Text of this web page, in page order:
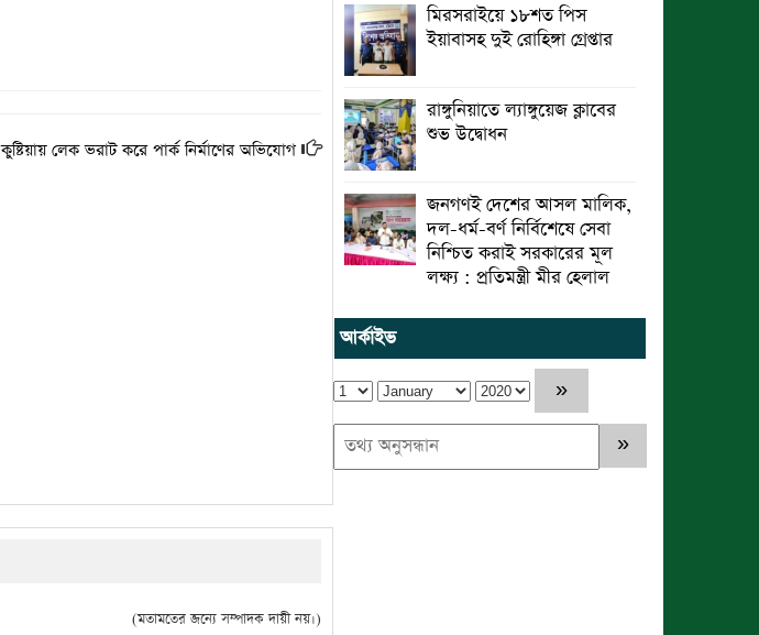
কুষ্টিয়ায় লেক ভরাট করে পার্ক নির্মাণের অভিযোগ
মিরসরাইয়ে ১৮শত পিস
ইয়াবাসহ দুই রোহিঙ্গা গ্রেপ্তার
রাঙ্গুনিয়াতে ল্যাঙ্গুয়েজ ক্লাবের
শুভ উদ্বোধন
জনগণই দেশের আসল মালিক,
দল-ধর্ম-বর্ণ নির্বিশেষে সেবা
নিশ্চিত করাই সরকারের মূল
লক্ষ্য : প্রতিমন্ত্রী মীর হেলাল
আর্কাইভ
(মতামতের জন্যে সম্পাদক দায়ী নয়।)